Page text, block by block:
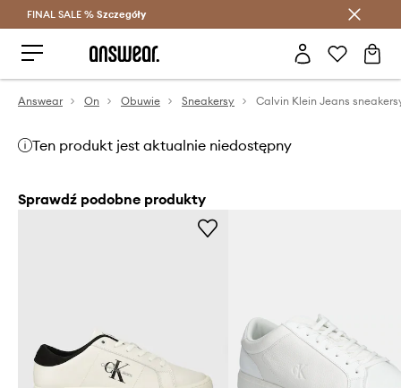
Oszczędzaj z Answear Club >
FINAL SALE % Szczegóły
Answear On Obuwie Sneakersy
Ten produkt jest aktualnie niedostępny
Sprawdź podobne produkty